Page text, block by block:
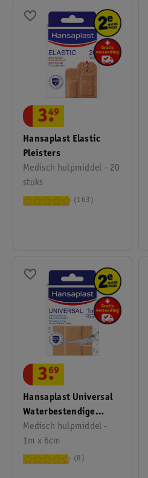
Hansaplast Elastic
Pleisters
Medisch hulpmiddel - 20
stuks
3.
49
163
Hansaplast Universal
Waterbestendige
Pleister
Medisch hulpmiddel -
1m x 6cm
3.
69
8